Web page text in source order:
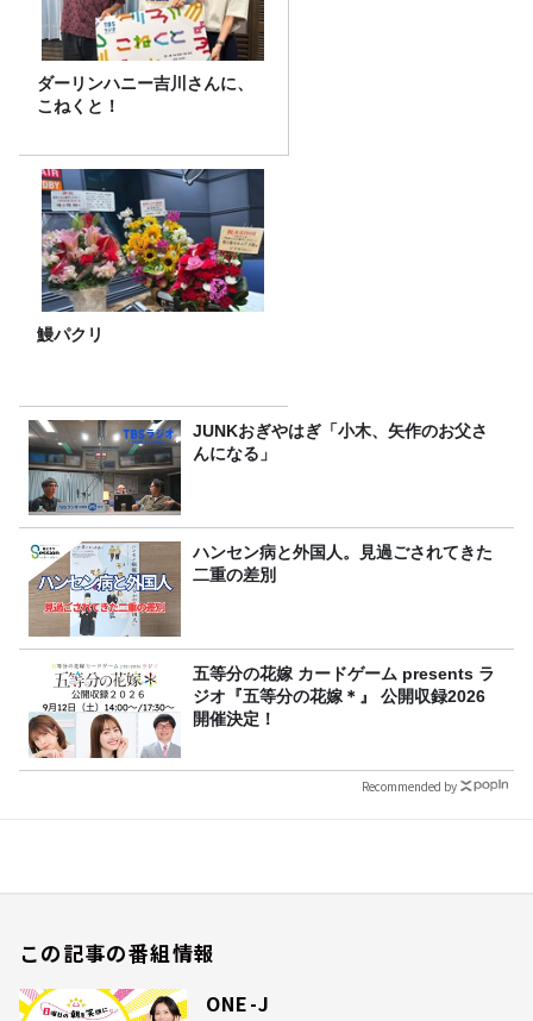
ダーリンハニー吉川さんに、
こねくと！
鰻パクリ
JUNKおぎやはぎ「小木、矢作のお父さ
んになる」
ハンセン病と外国人。見過ごされてきた
二重の差別
五等分の花嫁 カードゲーム presents ラ
ジオ『五等分の花嫁＊』 公開収録2026
開催決定！
Recommended by
この記事の番組情報
ONE-J